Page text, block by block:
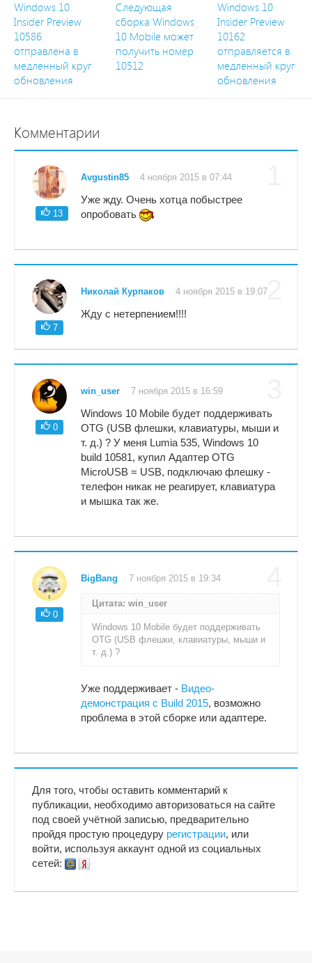
Windows 10
Insider Preview
10586
отправлена в
медленный круг
обновления
Следующая
сборка Windows
10 Mobile может
получить номер
10512
Windows 10
Insider Preview
10162
отправляется в
медленный круг
обновления
Комментарии
13
Avgustin85 4 ноября 2015 в 07:44
Уже жду. Очень хотца побыстрее
опробовать
2
7
Николай Курпаков 4 ноября 2015 в 19:07
Жду с нетерпением!!!!
0
win_user 7 ноября 2015 в 16:59
Windows 10 Mobile будет поддерживать
OTG (USB флешки, клавиатуры, мыши и
т. д.) ? У меня Lumia 535, Windows 10
build 10581, купил Адаптер OTG
MicroUSB = USB, подключаю флешку -
телефон никак не реагирует, клавиатура
и мышка так же.
0
BigBang 7 ноября 2015 в 19:34
Цитата: win_user
Windows 10 Mobile будет поддерживать
OTG (USB флешки, клавиатуры, мыши и
т. д.) ?
Уже поддерживает - Видео-
демонстрация с Build 2015, возможно
проблема в этой сборке или адаптере.
Для того, чтобы оставить комментарий к
публикации, необходимо авторизоваться на сайте
под своей учётной записью, предварительно
пройдя простую процедуру регистрации, или
войти, используя аккаунт одной из социальных
сетей: